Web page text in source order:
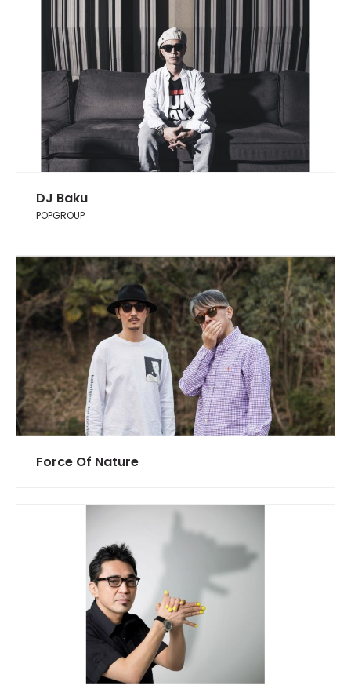
DJ Baku
POPGROUP
Force Of Nature